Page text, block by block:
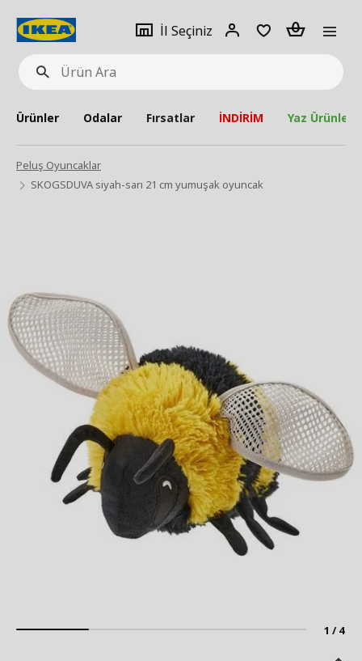
Ürün
Ara
İl Seçiniz
Giriş
Adet
Ürünler Odalar Fırsatlar İNDİRİM Yaz Ürünleri
Peluş Oyuncaklar
SKOGSDUVA siyah-sarı 21 cm yumuşak oyuncak
1 / 4